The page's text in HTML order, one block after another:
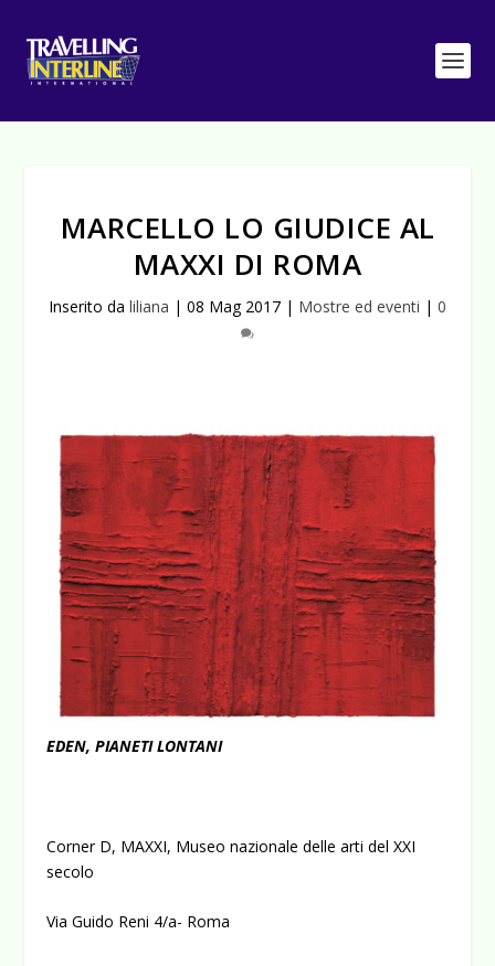
MARCELLO LO GIUDICE AL
MAXXI DI ROMA
Inserito da liliana | 08 Mag 2017 | Mostre ed eventi | 0
EDEN, PIANETI LONTANI
Corner D, MAXXI, Museo nazionale delle arti del XXI
secolo
Via Guido Reni 4/a- Roma